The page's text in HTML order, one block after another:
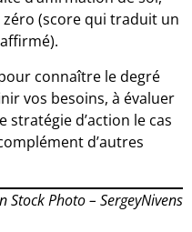
zéro (score qui traduit un
connaître le degré
vos besoins, à évaluer
stratégie d’action le cas
d’autres
Stock Photo – SergeyNivens